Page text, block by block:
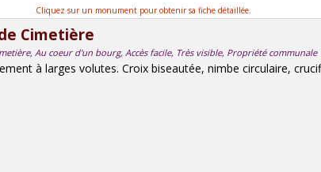
Cliquez sur un monument pour obtenir sa fiche détaillée.
Cimetière
Au coeur d'un bourg, Accès facile, Très visible, Propriété communale
à larges volutes. Croix biseautée, nimbe circulaire,